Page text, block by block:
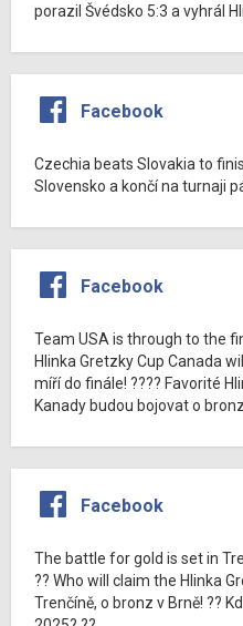
porazil Švédsko 5:3 a vyhrál
Facebook
Czechia beats Slovakia to
Slovensko a končí na turnaji
Facebook
Team USA is through to the
Hlinka Gretzky Cup Canada
míří do finále! ???? Favorité
Kanady budou bojovat o
Facebook
The battle for gold is set in
?? Who will claim the Hlinka
Trenčíně, o bronz v Brně! ??